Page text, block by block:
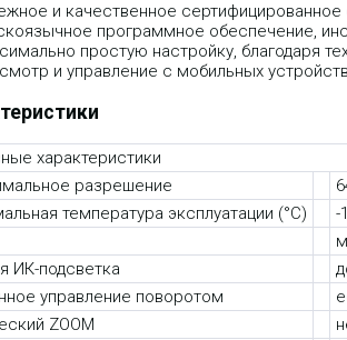
и качественное сертифицированное
программное обеспечение,
простую настройку, благодаря
и управление с мобильных
характеристики
разрешение
температура эксплуатации (°C)
-
ИК-подсветка
управление поворотом
ZOOM